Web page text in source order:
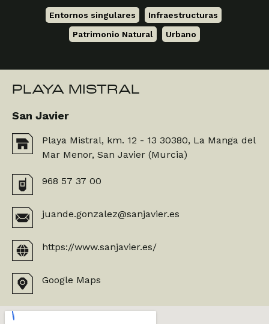
Entornos singulares Infraestructuras
Patrimonio Natural
Urbano
PLAYA MISTRAL
San Javier
Playa Mistral, km. 12 - 13 30380, La Manga del
Mar Menor, San Javier (Murcia)
968 57 37 00
juande.gonzalez@sanjavier.es
https://www.sanjavier.es/
Google Maps